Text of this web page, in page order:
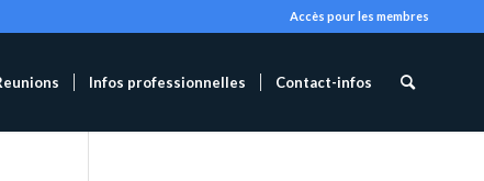
Accès pour les membres
Infos professionnelles Contact-infos